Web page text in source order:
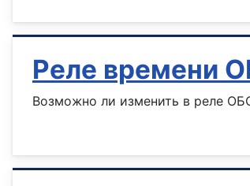
Реле времени
Возможно ли изменить в реле